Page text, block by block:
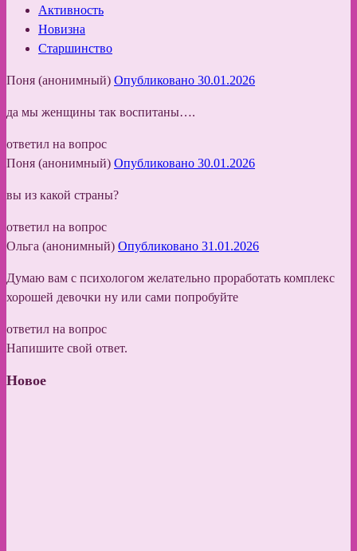
Активность
Новизна
Старшинство
Поня (анонимный) Опубликовано 30.01.2026
да мы женщины так воспитаны….
ответил на вопрос
Поня (анонимный) Опубликовано 30.01.2026
вы из какой страны?
ответил на вопрос
Ольга (анонимный) Опубликовано 31.01.2026
Думаю вам с психологом желательно проработать комплекс
хорошей девочки ну или сами попробуйте
ответил на вопрос
Напишите свой ответ.
Новое